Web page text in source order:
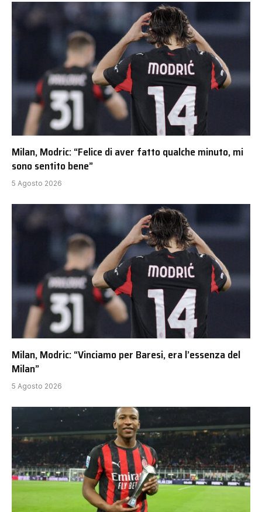
Milan, Modric: “Felice di aver fatto qualche minuto, mi
sono sentito bene”
5 Agosto 2026
Milan, Modric: “Vinciamo per Baresi, era l’essenza del
Milan”
5 Agosto 2026